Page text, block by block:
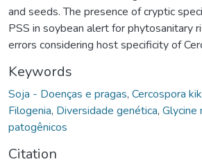
and seeds. The presence of cryptic
PSS in soybean alert for phytosanitary
errors considering host specificity of
Keywords
Soja - Doenças e pragas, Cercospora
Filogenia, Diversidade genética, Glycine
patogênicos
Citation